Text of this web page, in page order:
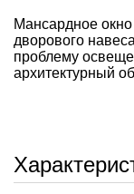
Мансардное
дворового
проблему
архитектурный